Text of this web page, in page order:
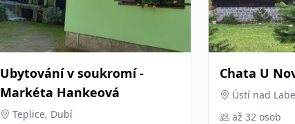
Ubytování v soukromí -
Markéta Hankeová
Teplice, Dubí
Chata U
Ústí nad
až 32 osob